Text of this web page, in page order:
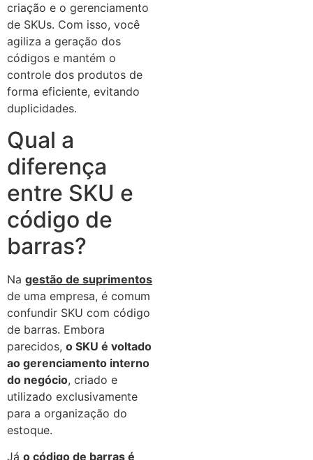
criação e o gerenciamento
de SKUs. Com isso, você
agiliza a geração dos
códigos e mantém o
controle dos produtos de
forma eficiente, evitando
duplicidades.
Qual a
diferença
entre SKU e
código de
barras?
Na gestão de suprimentos
de uma empresa, é comum
confundir SKU com código
de barras. Embora
parecidos, o SKU é voltado
ao gerenciamento interno
do negócio, criado e
utilizado exclusivamente
para a organização do
estoque.
Já o código de barras é